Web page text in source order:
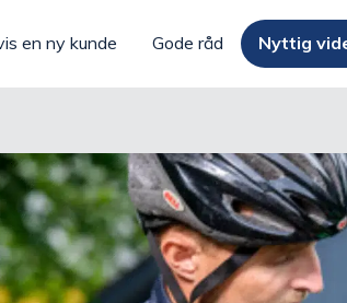
en ny kunde Gode råd Nyttig